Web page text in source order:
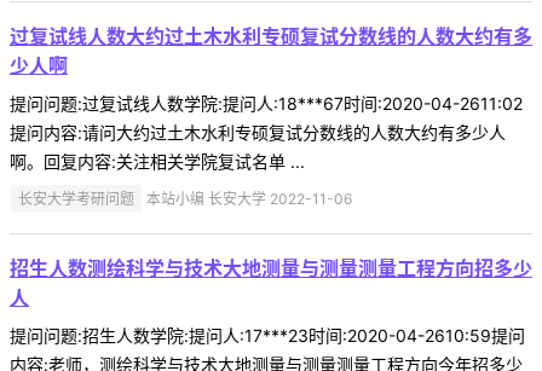
过复试线人数大约过土木水利专硕复试分数线的人数大约有多
少人啊
提问问题:过复试线人数学院:提问人:18***67时间:2020-04-2611:02
提问内容:请问大约过土木水利专硕复试分数线的人数大约有多少人
啊。回复内容:关注相关学院复试名单 ...
长安大学考研问题 本站小编 长安大学 2022-11-06
招生人数测绘科学与技术大地测量与测量测量工程方向招多少
人
提问问题:招生人数学院:提问人:17***23时间:2020-04-2610:59提问
内容:老师，测绘科学与技术大地测量与测量测量工程方向今年招多少